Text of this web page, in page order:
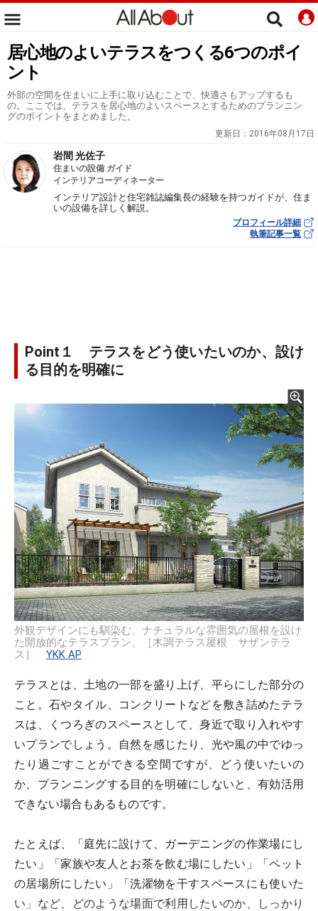
居心地のよいテラスをつくる6つのポイ
ント
外部の空間を住まいに上手に取り込むことで、快適さもアップするも
の。ここでは、テラスを居心地のよいスペースとするためのプランニン
グのポイントをまとめました。
更新日： 2016年08月17日
岩間 光佐子
住まいの設備 ガイド
インテリアコーディネーター
インテリア設計と住宅雑誌編集長の経験を持つガイドが、住ま
いの設備を詳しく解説。
プロフィール詳細
執筆記事一覧
Point１ テラスをどう使いたいのか、設け
る目的を明確に
外観デザインにも馴染む、ナチュラルな雰囲気の屋根を設け
た開放的なテラスプラン。［木調テラス屋根 サザンテラ
ス］ YKK AP
テラスとは、土地の一部を盛り上げ、平らにした部分の
こと。石やタイル、コンクリートなどを敷き詰めたテラ
スは、くつろぎのスペースとして、身近で取り入れやす
いプランでしょう。自然を感じたり、光や風の中でゆっ
たり過ごすことができる空間ですが、どう使いたいの
か、プランニングする目的を明確にしないと、有効活用
できない場合もあるものです。
たとえば、「庭先に設けて、ガーデニングの作業場にし
たい」「家族や友人とお茶を飲む場にしたい」「ペット
の居場所にしたい」「洗濯物を干すスペースにも使いた
い」など、どのような場面で利用したいのか、しっかり